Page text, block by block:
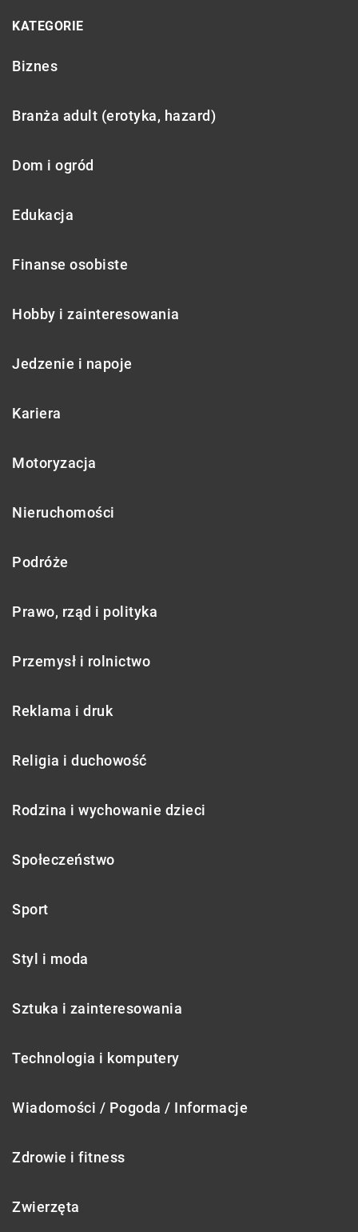
KATEGORIE
Biznes
Branża adult (erotyka, hazard)
Dom i ogród
Edukacja
Finanse osobiste
Hobby i zainteresowania
Jedzenie i napoje
Kariera
Motoryzacja
Nieruchomości
Podróże
Prawo, rząd i polityka
Przemysł i rolnictwo
Reklama i druk
Religia i duchowość
Rodzina i wychowanie dzieci
Społeczeństwo
Sport
Styl i moda
Sztuka i zainteresowania
Technologia i komputery
Wiadomości / Pogoda / Informacje
Zdrowie i fitness
Zwierzęta